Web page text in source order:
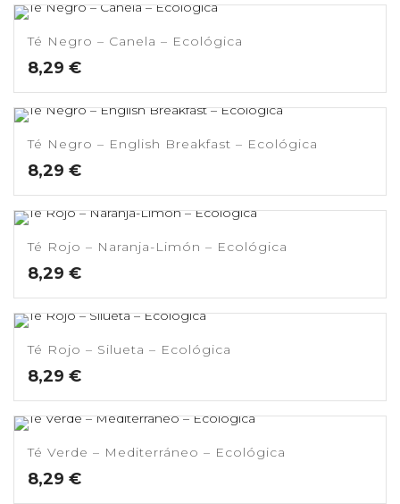
Té Negro – Canela – Ecológica
8,29 €
Té Negro – English Breakfast – Ecológica
8,29 €
Té Rojo – Naranja-Limón – Ecológica
8,29 €
Té Rojo – Silueta – Ecológica
8,29 €
Té Verde – Mediterráneo – Ecológica
8,29 €